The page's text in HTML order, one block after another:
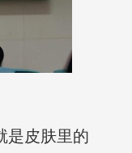
是皮肤里的